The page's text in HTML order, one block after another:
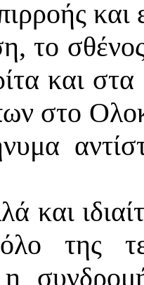
το
και
στο
και
της
η